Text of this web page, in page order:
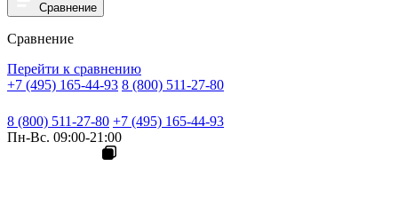
Сравнение
Сравнение
Перейти к сравнению
+7 (495) 165-44-93 8 (800) 511-27-80
8 (800) 511-27-80 +7 (495) 165-44-93
Пн-Вс. 09:00-21:00